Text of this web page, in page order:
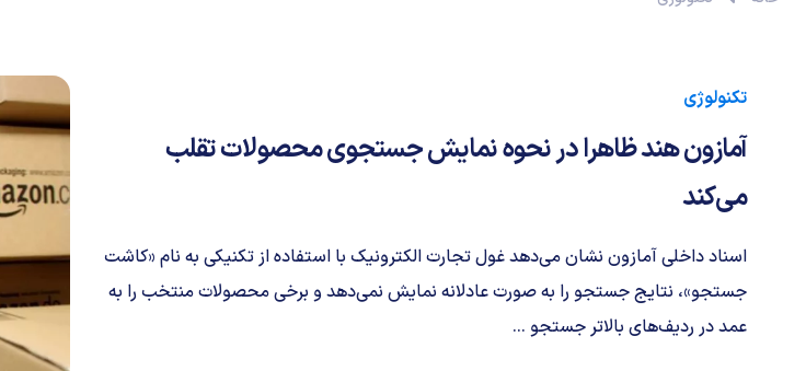
تکنولوژی
آمازون هند ظاهرا در نحوه نمایش جستجوی محصولات تقلب
می‌کند
اسناد داخلی آمازون نشان می‌دهد غول تجارت الکترونیک با استفاده از تکنیکی به نام «کاشت
جستجو»، نتایج جستجو را به صورت عادلانه نمایش نمی‌دهد و برخی محصولات منتخب را به
عمد در ردیف‌های بالاتر جستجو ...